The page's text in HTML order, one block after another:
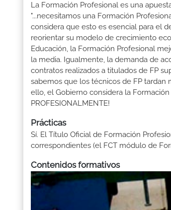
La Formación Profesional es una
"...necesitamos una Formación
considera que esto es esencial para el
reorientar su modelo de crecimiento
Educación, la Formación Profesional
la media. Igualmente, la demanda de
contratos realizados a titulados de FP
sabemos que los técnicos de FP
ello, el Gobierno considera la Formación
PROFESIONALMENTE!
Prácticas
Sí. El Título Oficial de Formación
correspondientes (el FCT módulo de
Contenidos formativos